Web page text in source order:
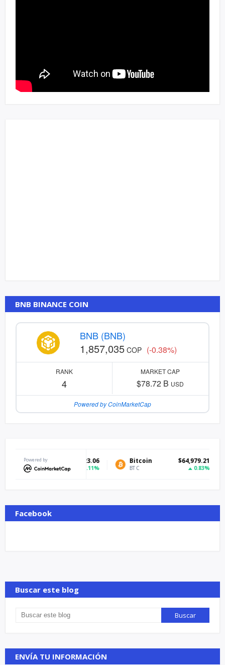
BNB BINANCE COIN
BNB (BNB)
1,857,035 COP (-0.38%)
RANK
4
MARKET CAP
$78.72 B USD
Powered by CoinMarketCap
Powered by Bitcoin $64,979.21
BTC 0.83%
Facebook
Buscar este blog
ENVÍA TU INFORMACIÓN